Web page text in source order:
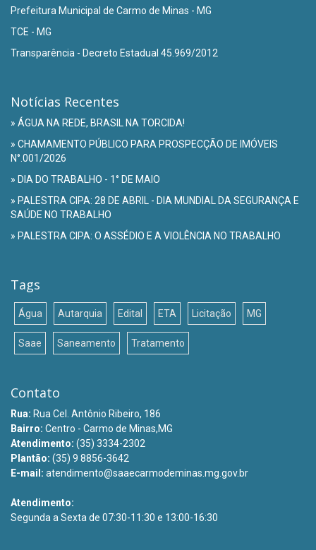
Prefeitura Municipal de Carmo de Minas - MG
TCE - MG
Transparência - Decreto Estadual 45.969/2012
Notícias Recentes
» ÁGUA NA REDE, BRASIL NA TORCIDA!
» CHAMAMENTO PÚBLICO PARA PROSPECÇÃO DE IMÓVEIS
N°.001/2026
» DIA DO TRABALHO - 1° DE MAIO
» PALESTRA CIPA: 28 DE ABRIL - DIA MUNDIAL DA SEGURANÇA E
SAÚDE NO TRABALHO
» PALESTRA CIPA: O ASSÉDIO E A VIOLÊNCIA NO TRABALHO
Tags
Água Autarquia Edital ETA Licitação MG
Saae Saneamento Tratamento
Contato
Rua: Rua Cel. Antônio Ribeiro, 186
Bairro: Centro - Carmo de Minas,MG
Atendimento: (35) 3334-2302
Plantão: (35) 9 8856-3642
E-mail: atendimento@saaecarmodeminas.mg.gov.br
Atendimento:
Segunda a Sexta de 07:30-11:30 e 13:00-16:30